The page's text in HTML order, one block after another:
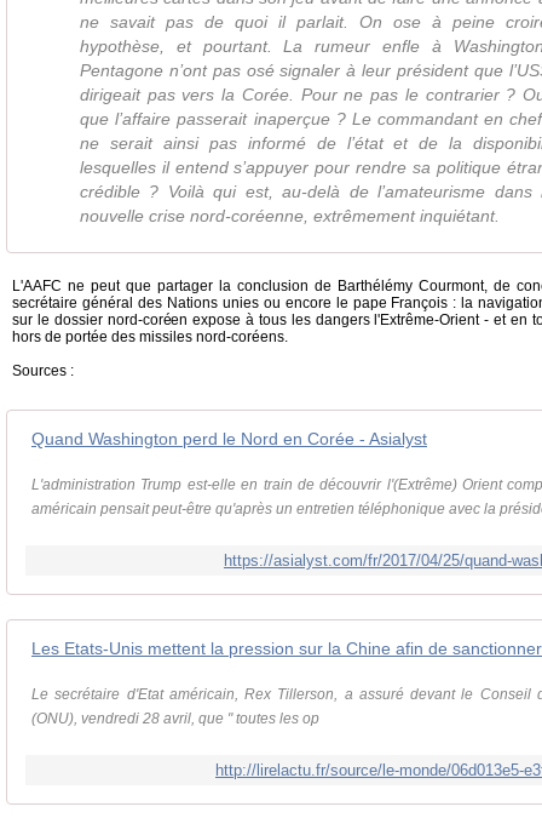
ne savait pas de quoi il parlait. On ose à peine
hypothèse, et pourtant. La rumeur enfle à
Pentagone n’ont pas osé signaler à leur président que
dirigeait pas vers la Corée. Pour ne pas le contrarier ?
que l’affaire passerait inaperçue ? Le commandant en
ne serait ainsi pas informé de l’état et de la
lesquelles il entend s’appuyer pour rendre sa politique
crédible ? Voilà qui est, au-delà de l’amateurisme
nouvelle crise nord-coréenne, extrêmement inquiétant.
L'AAFC ne peut que partager la conclusion de Barthélémy Courmont, de
secrétaire général des Nations unies ou encore le pape François : la
sur le dossier nord-coréen expose à tous les dangers l'Extrême-Orient - et en
hors de portée des missiles nord-coréens.
Sources :
Quand Washington perd le Nord en Corée - Asialyst
L'administration Trump est-elle en train de découvrir l'(Extrême) Orient
américain pensait peut-être qu'après un entretien téléphonique avec la
https://asialyst.com/fr/2017/04/25/quand-
Les Etats-Unis mettent la pression sur la Chine afin de
Le secrétaire d'Etat américain, Rex Tillerson, a assuré devant le Conseil
(ONU), vendredi 28 avril, que " toutes les op
http://lirelactu.fr/source/le-monde/06d013e5-